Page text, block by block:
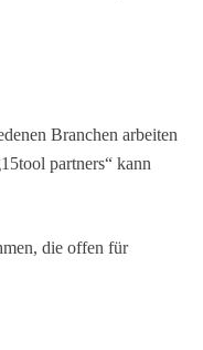
Branchen arbeiten
partners“ kann
die offen für